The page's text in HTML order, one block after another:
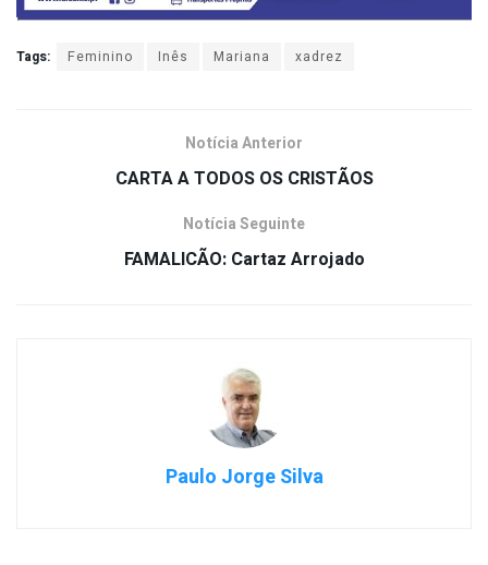
Tags: Feminino Inês Mariana xadrez
Notícia Anterior
CARTA A TODOS OS CRISTÃOS
Notícia Seguinte
FAMALICÃO: Cartaz Arrojado
Paulo Jorge Silva